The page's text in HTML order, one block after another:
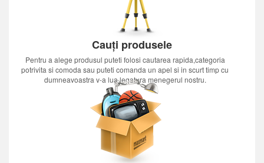
Cauți produsele
Pentru a alege produsul puteti folosi cautarea rapida,categoria
potrivita si comoda sau puteti comanda un apel si in scurt timp cu
dumneavoastra v-a lua legatura menegerul nostru.